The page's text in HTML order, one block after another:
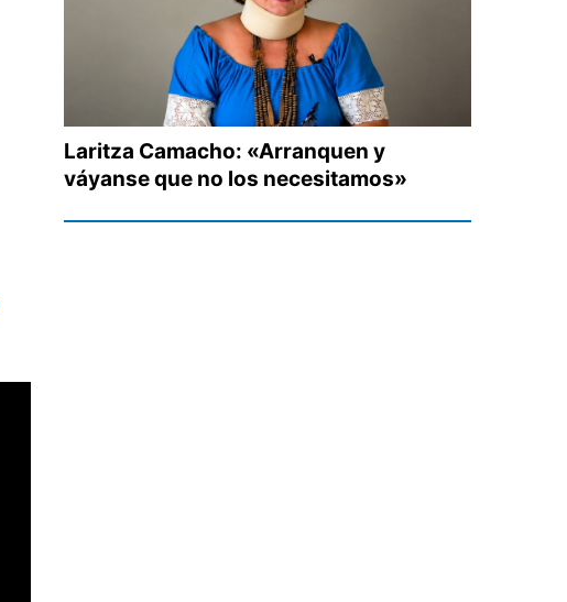
Laritza Camacho: «Arranquen y
váyanse que no los necesitamos»